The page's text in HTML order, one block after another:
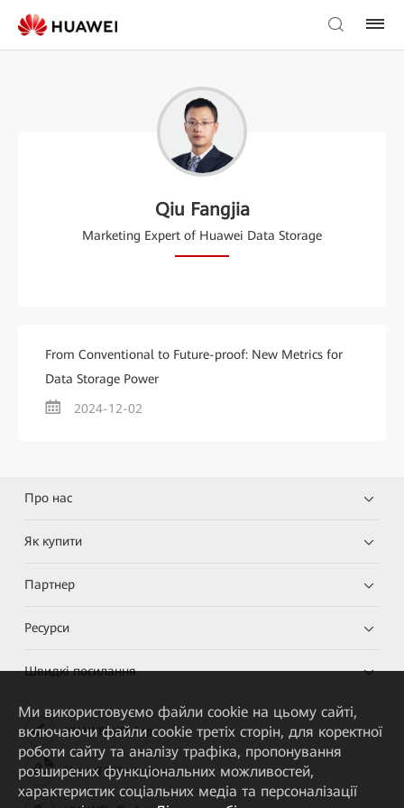
Qiu Fangjia
Marketing Expert of Huawei Data Storage
From Conventional to Future-proof: New Metrics for
Data Storage Power
2024-12-02
Про нас
Як купити
Партнер
Ресурси
Швидкі посилання
HUAWEI eKit App
Huawei HiKnow App
Ми використовуємо файли cookie на цьому сайті,
включаючи файли cookie третіх сторін, для коректної
роботи сайту та аналізу трафіка, пропонування
розширених функціональних можливостей,
характеристик соціальних медіа та персоналізації